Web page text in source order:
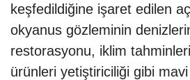
keşfedildiğine işaret edilen
okyanus gözleminin
restorasyonu, iklim
ürünleri yetiştiriciliği gibi mavi